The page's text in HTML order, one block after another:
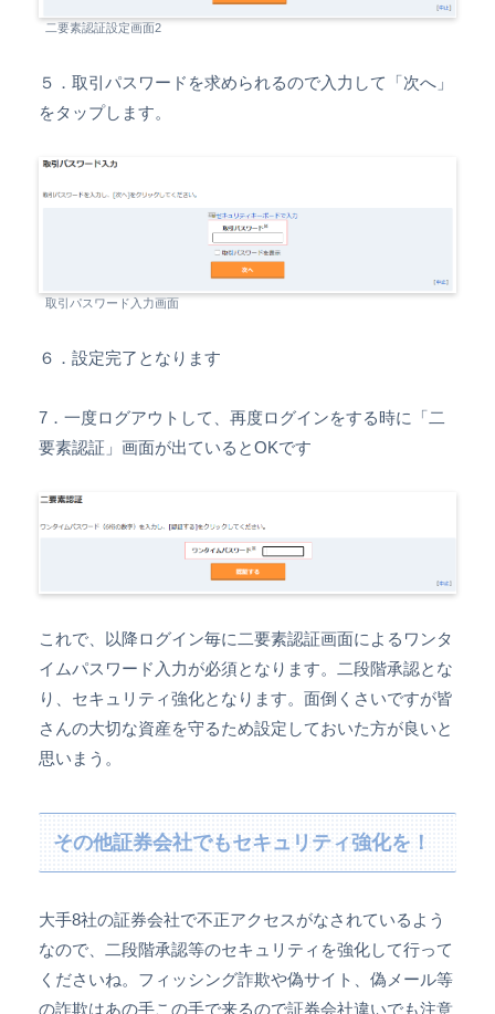
二要素認証設定画面2
５．取引パスワードを求められるので入力して「次へ」
をタップします。
取引パスワード入力画面
６．設定完了となります
7．一度ログアウトして、再度ログインをする時に「二
要素認証」画面が出ているとOKです
これで、以降ログイン毎に二要素認証画面によるワンタ
イムパスワード入力が必須となります。二段階承認とな
り、セキュリティ強化となります。面倒くさいですが皆
さんの大切な資産を守るため設定しておいた方が良いと
思いまう。
その他証券会社でもセキュリティ強化を！
大手8社の証券会社で不正アクセスがなされているよう
なので、二段階承認等のセキュリティを強化して行って
くださいね。フィッシング詐欺や偽サイト、偽メール等
の詐欺はあの手この手で来るので証券会社違いでも注意